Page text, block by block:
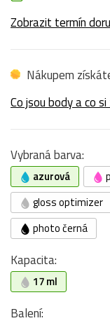
Zobrazit termín
Nákupem
Co jsou body a co
Vybraná barva:
azurová
gloss optimizer
photo černá
Kapacita:
17 ml
Balení: